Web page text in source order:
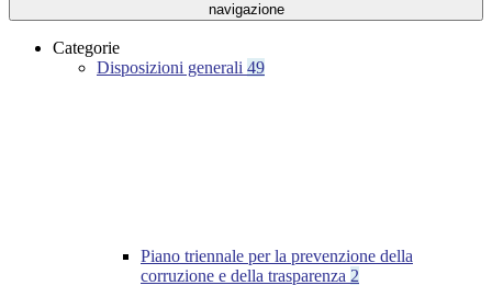
navigazione
Categorie
Disposizioni generali 49
Piano triennale per la prevenzione della
corruzione e della trasparenza 2